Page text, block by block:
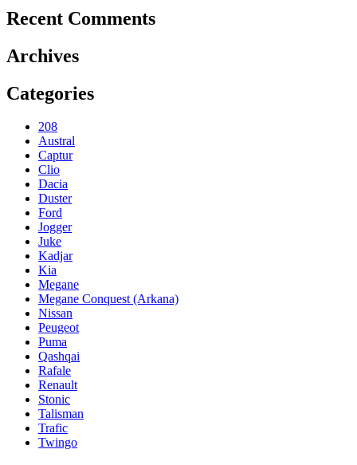
Recent Comments
Archives
Categories
208
Austral
Captur
Clio
Dacia
Duster
Ford
Jogger
Juke
Kadjar
Kia
Megane
Megane Conquest (Arkana)
Nissan
Peugeot
Puma
Qashqai
Rafale
Renault
Stonic
Talisman
Trafic
Twingo